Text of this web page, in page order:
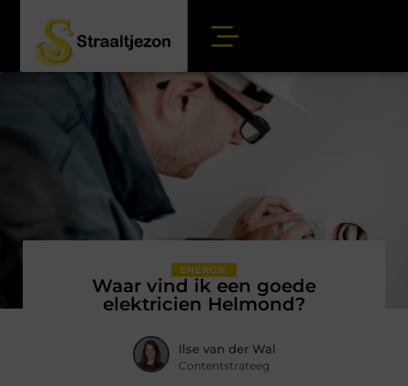
ENERGIE
Waar vind ik een goede
elektricien Helmond?
Ilse van der Wal
Contentstrateeg